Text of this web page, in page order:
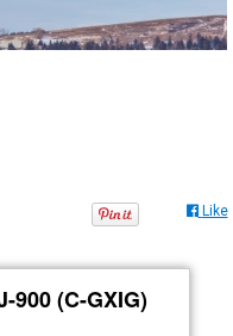
Like
900 (C-GXIG)